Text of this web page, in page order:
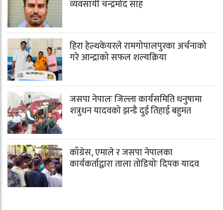
व्यवसायी चन्द्रमोद साह
हिरा हेल्थकेयरले रामगोपालपुरका अर्चनाको
गरे आन्द्राको सफल शल्यक्रिया
जसपा नेपालः जिल्ला कार्यसमिति धनुषामा
शत्रुधन यादवको झन्डै दुई तिहाई बहुमत
काँग्रेस, एमाले र जसपा नेपालका
कार्यकर्ताद्वारा ताला तोडियोः दिपक यादव